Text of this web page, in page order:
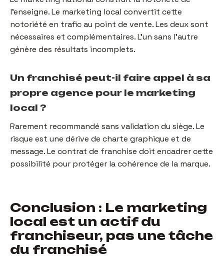
l'enseigne. Le marketing local convertit cette
notoriété en trafic au point de vente. Les deux sont
nécessaires et complémentaires. L'un sans l'autre
génère des résultats incomplets.
Un franchisé peut-il faire appel à sa
propre agence pour le marketing
local ?
Rarement recommandé sans validation du siège. Le
risque est une dérive de charte graphique et de
message. Le contrat de franchise doit encadrer cette
possibilité pour protéger la cohérence de la marque.
Conclusion : Le marketing
local est un actif du
franchiseur, pas une tâche
du franchisé